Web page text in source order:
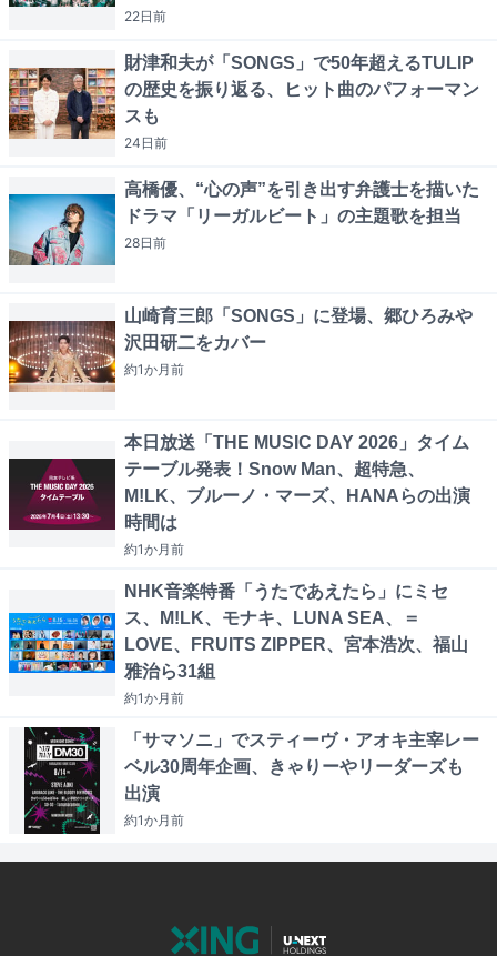
22日前
財津和夫が「SONGS」で50年超えるTULIP
の歴史を振り返る、ヒット曲のパフォーマン
スも
24日前
高橋優、“心の声”を引き出す弁護士を描いた
ドラマ「リーガルビート」の主題歌を担当
28日前
山崎育三郎「SONGS」に登場、郷ひろみや
沢田研二をカバー
約1か月前
本日放送「THE MUSIC DAY 2026」タイム
テーブル発表！Snow Man、超特急、
M!LK、ブルーノ・マーズ、HANAらの出演
時間は
約1か月前
NHK音楽特番「うたであえたら」にミセ
ス、M!LK、モナキ、LUNA SEA、＝
LOVE、FRUITS ZIPPER、宮本浩次、福山
雅治ら31組
約1か月前
「サマソニ」でスティーヴ・アオキ主宰レー
ベル30周年企画、きゃりーやリーダーズも
出演
約1か月前